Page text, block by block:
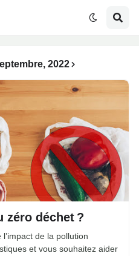
2022
zéro déchet ?
de la pollution
et vous souhaitez aider